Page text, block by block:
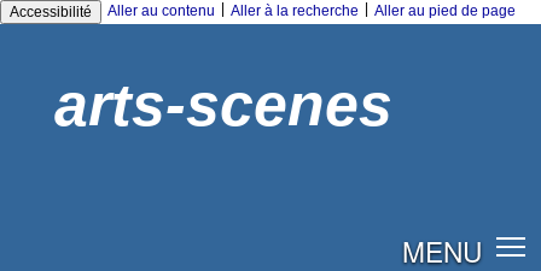
Accessibilité Aller au contenu Aller à la recherche Aller au pied de page
arts-scenes
MENU